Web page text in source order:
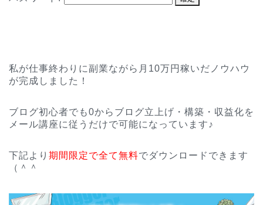
私が仕事終わりに副業ながら月10万円稼いだノウハウ
が完成しました！
ブログ初心者でも0からブログ立上げ・構築・収益化を
メール講座に従うだけで可能になっています♪
下記より 期間限定で全て無料でダウンロードできます
（＾＾